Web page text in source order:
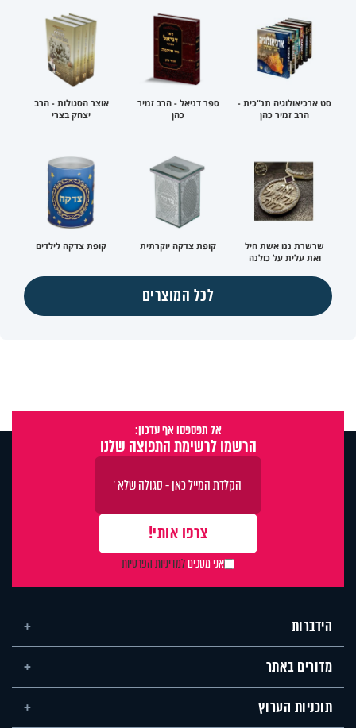
סט ארכיאולוגיה תנ"כית -
הרב זמיר כהן
ספר דניאל - הרב זמיר
כהן
אוצר הסגולות - הרב
יצחק בצרי
שרשרת ננו אשת חיל
ואת עלית על כולנה
קופת צדקה יוקרתית קופת צדקה לילדים
לכל המוצרים
אל תפספסו אף עדכון:
הרשמו לרשימת התפוצה שלנו
אני מסכיםלמדיניות הפרטיות
הידברות
מדורים באתר
תוכניות הערוץ